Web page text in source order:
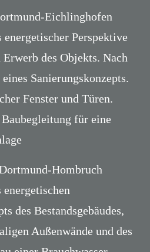
Eichlinghofen
energetischer Perspektive
des Objekts. Nach
Sanierungskonzepts.
Fenster und Türen.
für eine
Hombruch
des Bestandsgebäudes,
Außenwände und des